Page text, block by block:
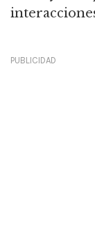
PUBLICIDAD